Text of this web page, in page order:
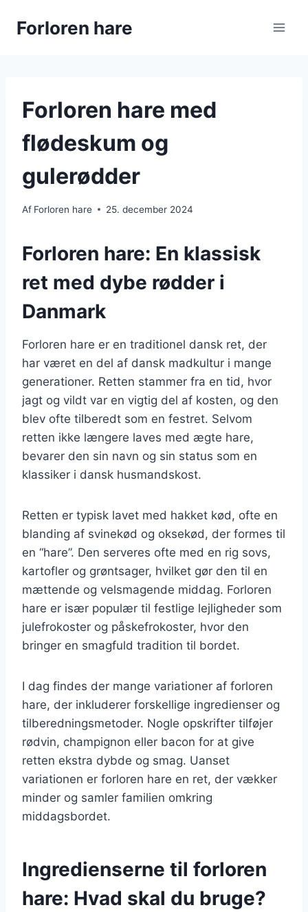
Forloren hare
Forloren hare med
flødeskum og
gulerødder
Af Forloren hare 25. december 2024
Forloren hare: En klassisk
ret med dybe rødder i
Danmark
Forloren hare er en traditionel dansk ret, der
har været en del af dansk madkultur i mange
generationer. Retten stammer fra en tid, hvor
jagt og vildt var en vigtig del af kosten, og den
blev ofte tilberedt som en festret. Selvom
retten ikke længere laves med ægte hare,
bevarer den sin navn og sin status som en
klassiker i dansk husmandskost.
Retten er typisk lavet med hakket kød, ofte en
blanding af svinekød og oksekød, der formes til
en “hare”. Den serveres ofte med en rig sovs,
kartofler og grøntsager, hvilket gør den til en
mættende og velsmagende middag. Forloren
hare er især populær til festlige lejligheder som
julefrokoster og påskefrokoster, hvor den
bringer en smagfuld tradition til bordet.
I dag findes der mange variationer af forloren
hare, der inkluderer forskellige ingredienser og
tilberedningsmetoder. Nogle opskrifter tilføjer
rødvin, champignon eller bacon for at give
retten ekstra dybde og smag. Uanset
variationen er forloren hare en ret, der vækker
minder og samler familien omkring
middagsbordet.
Ingredienserne til forloren
hare: Hvad skal du bruge?